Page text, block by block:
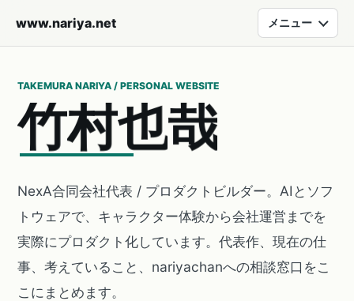
www.nariya.net メニュー
TAKEMURA NARIYA / PERSONAL WEBSITE
竹村也哉
NexA合同会社代表 / プロダクトビルダー。AIとソフ
トウェアで、キャラクター体験から会社運営までを
実際にプロダクト化しています。代表作、現在の仕
事、考えていること、nariyachanへの相談窓口をこ
こにまとめます。